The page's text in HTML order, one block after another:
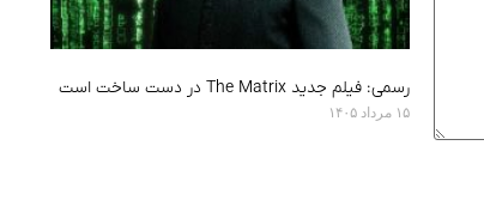
رسمی: فیلم جدید The Matrix در دست ساخت است
۱۵ مرداد ۱۴۰۵